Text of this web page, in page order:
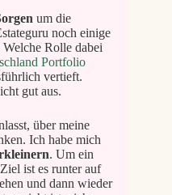
um die
noch einige
Rolle dabei
Portfolio
vertieft.
gut aus.
über meine
Ich habe mich
. Um ein
ist es runter auf
und dann wieder